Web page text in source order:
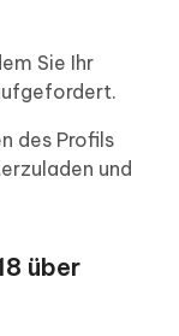
Sie Ihr
des Profils
und
über